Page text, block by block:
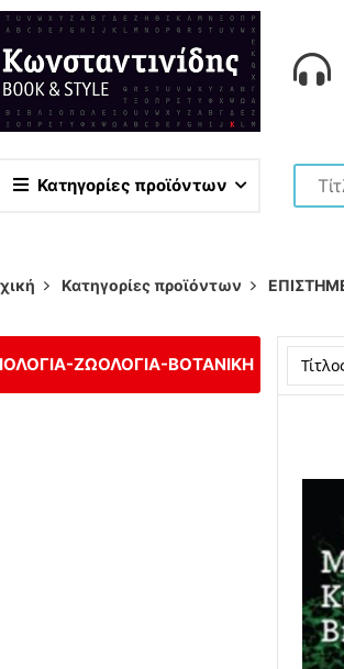
Κατηγορίες προϊόντων
Κατηγορίες προϊόντων
ΖΩΟΛΟΓΙΑ-ΒΟΤΑΝΙΚΗ